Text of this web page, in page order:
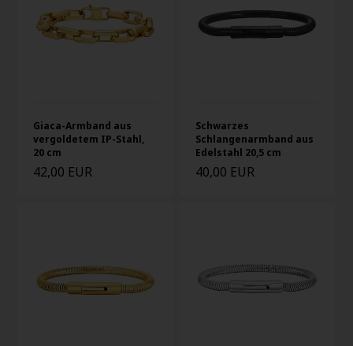
Giaca-Armband aus
vergoldetem IP-Stahl,
20 cm
42,00 EUR
Schwarzes
Schlangenarmband aus
Edelstahl 20,5 cm
40,00 EUR